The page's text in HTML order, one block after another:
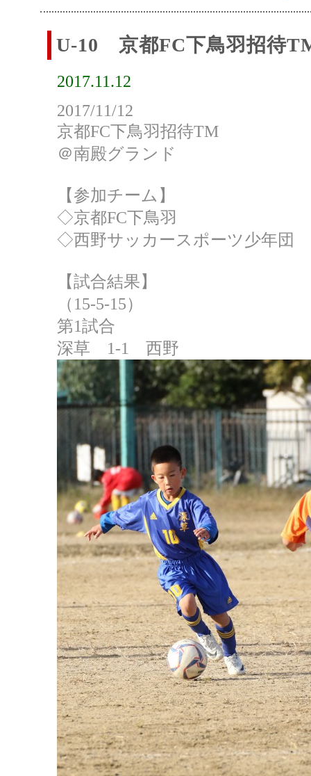
U-10 京都FC下鳥羽招待
2017.11.12
2017/11/12
京都FC下鳥羽招待TM
＠南殿グランド
【参加チーム】
◇京都FC下鳥羽
◇西野サッカースポーツ少年団
【試合結果】
（15-5-15）
第1試合
深草 1-1 西野